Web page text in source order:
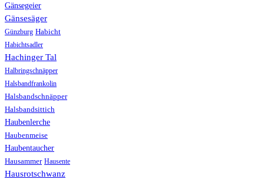
Gänsegeier
Gänsesäger
Günzburg Habicht
Habichtsadler
Hachinger Tal
Halbringschnäpper
Halsbandfrankolin
Halsbandschnäpper
Halsbandsittich
Haubenlerche
Haubenmeise
Haubentaucher
Hausammer Hausente
Hausrotschwanz